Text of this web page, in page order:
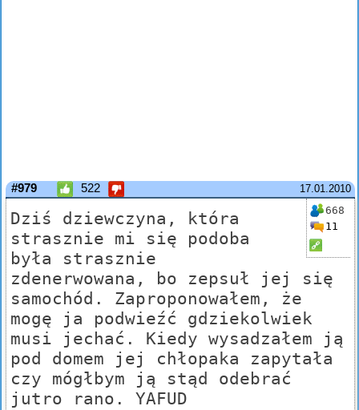
17.01.2010
#979 522
668
11
Dziś dziewczyna, która
strasznie mi się podoba
była strasznie
zdenerwowana, bo zepsuł jej się
samochód. Zaproponowałem, że
mogę ja podwieźć gdziekolwiek
musi jechać. Kiedy wysadzałem ją
pod domem jej chłopaka zapytała
czy mógłbym ją stąd odebrać
jutro rano. YAFUD